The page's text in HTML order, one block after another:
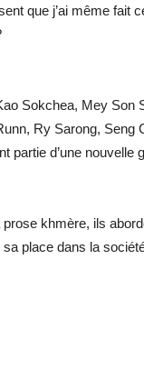
que j’ai même fait
Sokchea, Mey Son
Ry Sarong, Seng
partie d’une nouvelle
khmère, ils
place dans la